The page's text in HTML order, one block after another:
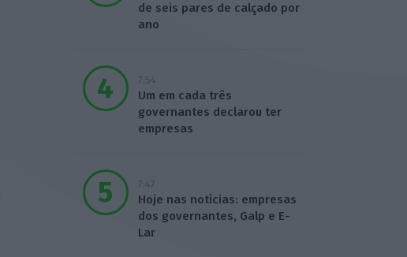
de seis pares de calçado por
ano
7:54
Um em cada três
governantes declarou ter
empresas
7:47
Hoje nas notícias: empresas
dos governantes, Galp e E-
Lar